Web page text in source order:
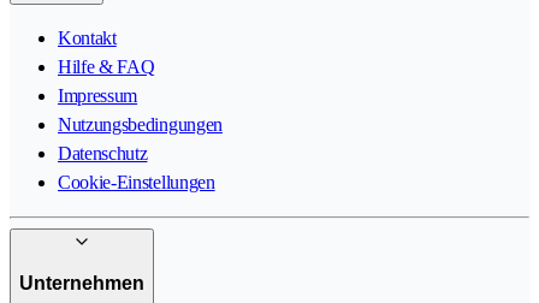
Kontakt
Hilfe & FAQ
Impressum
Nutzungsbedingungen
Datenschutz
Cookie-Einstellungen
Unternehmen